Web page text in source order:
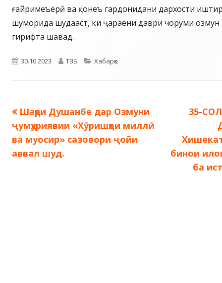
ғайримеъёрӣ ва қонеъ гардонидани дархости
шуморида шудааст, ки ҷараёни даври чоруми озмун
гирифта шавад.
Опубликовано
30.10.2023 Автор
ТВБ Рубрики
Хабарҳо
Навигация
по
записям
Предыдущая
запись:
Шаҳри Душанбе дар Озмуни
ҷумҳуриявии «Хӯришҳои миллӣ
ва муосир» сазовори ҷойи
аввал шуд.
запись:
35-
бинои
ба